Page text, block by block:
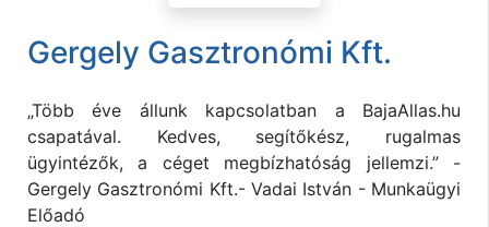
Gergely Gasztronómi Kft.
„Több éve állunk kapcsolatban a BajaAllas.hu
csapatával. Kedves, segítőkész, rugalmas
ügyintézők, a céget megbízhatóság jellemzi.” -
Gergely Gasztronómi Kft.- Vadai István - Munkaügyi
Előadó